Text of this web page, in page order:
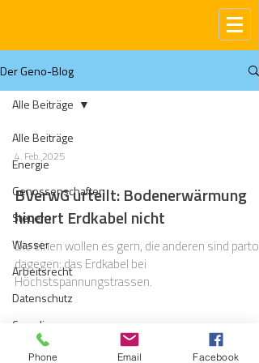
Der Geno-Blog
Alle Beiträge
Energie
Genossenschaften
Steuern
Wasser
Arbeitsrecht
Datenschutz
Compliance
Gas
Alle Beiträge
4. Feb. 2025
BVerwG urteilt: Bodenerwärmung
hindert Erdkabel nicht
Die einen wollen es gern, die anderen sind
dagegen: das Erdkabel bei
Höchstspannungstrassen.
Phone Email Facebook